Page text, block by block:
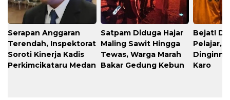
Serapan Anggaran
Terendah, Inspektorat
Soroti Kinerja Kadis
Perkimcikataru Medan
​Satpam Diduga Hajar
Maling Sawit Hingga
Tewas, Warga Marah
Bakar Gedung Kebun
​Bejat!
Pelajar,
Karo